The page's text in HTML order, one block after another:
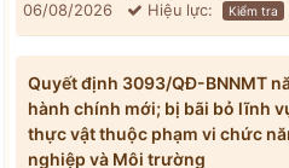
06/08/2026
Hiệu lực: Kiểm tra
Quyết định 3093/QĐ-BNNMT
hành chính mới; bị bãi bỏ lĩnh
thực vật thuộc phạm vi chức
nghiệp và Môi trường